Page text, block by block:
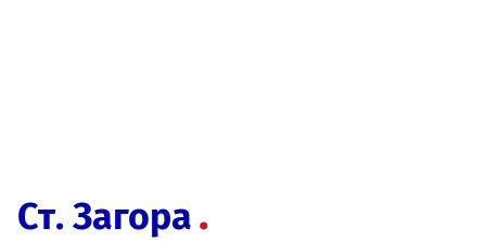
Ст. Загора